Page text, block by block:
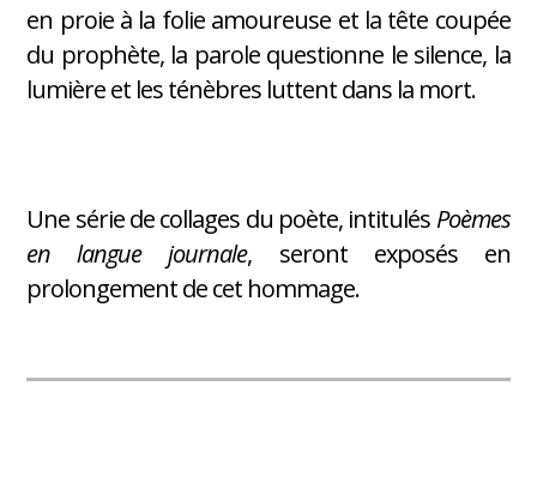
en proie à la folie amoureuse et la tête coupée
du prophète, la parole questionne le silence, la
lumière et les ténèbres luttent dans la mort.
Une série de collages du poète, intitulés Poèmes
en langue journale, seront exposés en
prolongement de cet hommage.